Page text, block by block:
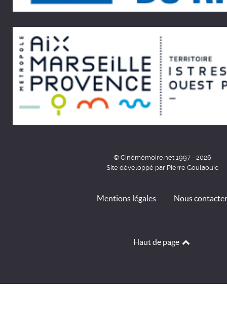
© Cinémémoire.net 1997 - 2026
Site développé par Pierre Goulaouic
Mentions légales Nous contacter
Haut de page